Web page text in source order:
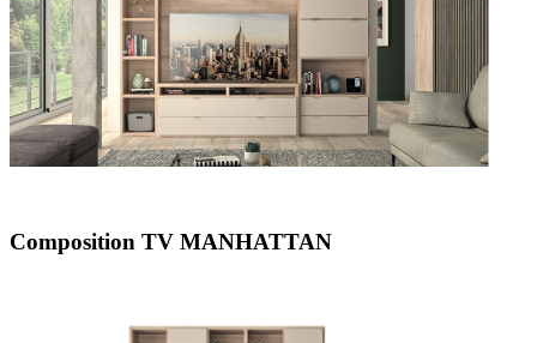
Composition TV MANHATTAN